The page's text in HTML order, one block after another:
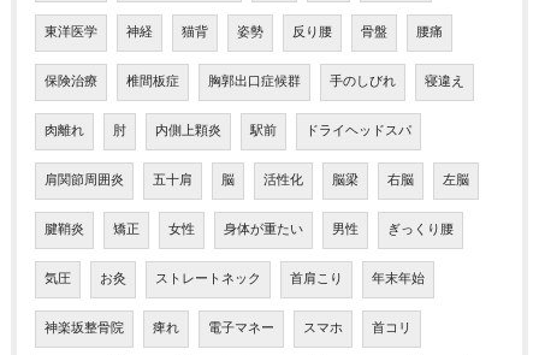
東洋医学 神経 猫背 姿勢 反り腰 骨盤 腰痛
保険治療 椎間板症 胸郭出口症候群 手のしびれ 寝違え
肉離れ 肘 内側上顆炎 駅前 ドライヘッドスパ
肩関節周囲炎 五十肩 脳 活性化 脳梁 右脳 左脳
腱鞘炎 矯正 女性 身体が重たい 男性 ぎっくり腰
気圧 お灸 ストレートネック 首肩こり 年末年始
神楽坂整骨院 痺れ 電子マネー スマホ 首コリ